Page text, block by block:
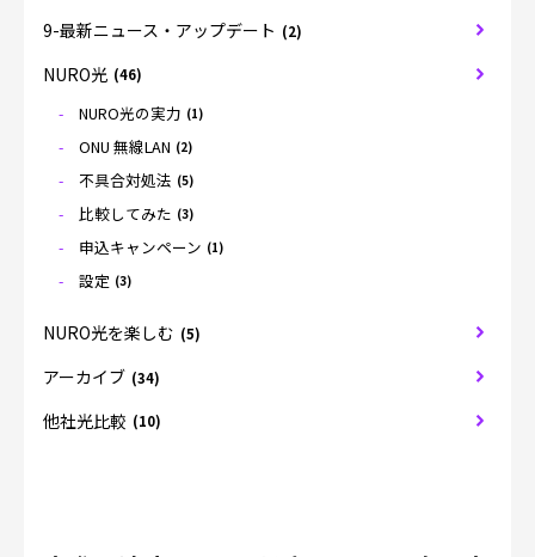
9-最新ニュース・アップデート (2)
NURO光 (46)
NURO光の実力 (1)
ONU 無線LAN (2)
不具合対処法 (5)
比較してみた (3)
申込キャンペーン (1)
設定 (3)
NURO光を楽しむ (5)
アーカイブ (34)
他社光比較 (10)